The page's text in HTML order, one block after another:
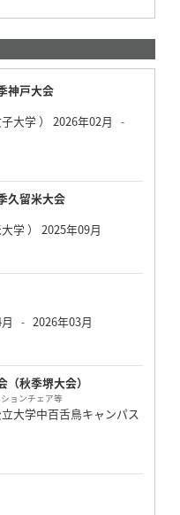
神戸大会
大学 ） 2026年02月 -
久留米大会
学 ） 2025年09月
- 2026年03月
秋季堺大会）
ョンチェア等
大学中百舌鳥キャンパス